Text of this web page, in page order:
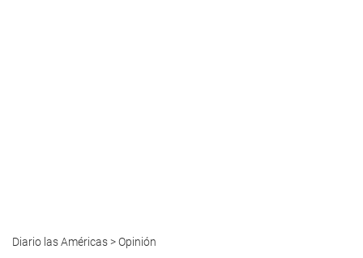
Diario las Américas>Opinión